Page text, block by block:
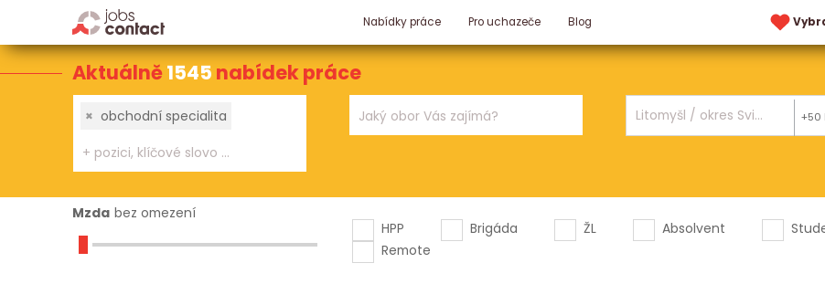
Nabídky práce Pro uchazeče Blog
Aktuálně1545 nabídek práce
× obchodní specialita +50
Mzda bez omezení
HPP
Brigáda ŽL Absolvent
Remote